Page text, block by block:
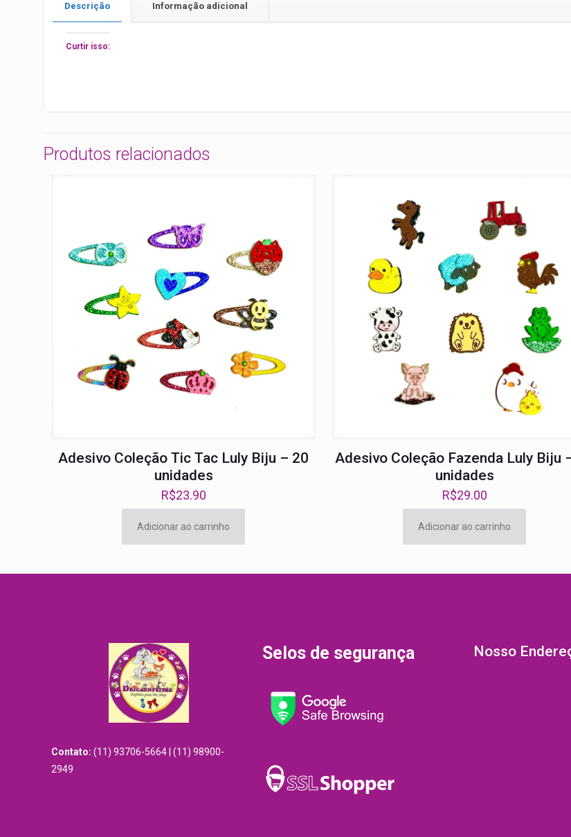
Descrição Informação adicional
Curtir isso:
Produtos relacionados
Adesivo Coleção Tic Tac Luly Biju – 20
unidades
R$23.90
Adicionar ao carrinho
Adesivo Coleção Fazenda Luly Biju
unidades
R$29.00
Adicionar ao carrinho
Contato: (11) 93706-5664 | (11) 98900-
2949
Selos de segurança Nosso